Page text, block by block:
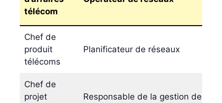
télécom
Chef de
produit
télécoms
Planificateur de réseaux
Chef de
projet
Responsable de la gestion des